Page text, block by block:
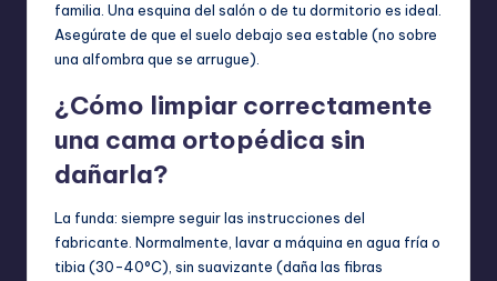
familia. Una esquina del salón o de tu dormitorio es ideal.
Asegúrate de que el suelo debajo sea estable (no sobre
una alfombra que se arrugue).
¿Cómo limpiar correctamente
una cama ortopédica sin
dañarla?
La funda: siempre seguir las instrucciones del
fabricante. Normalmente, lavar a máquina en agua fría o
tibia (30-40°C), sin suavizante (daña las fibras